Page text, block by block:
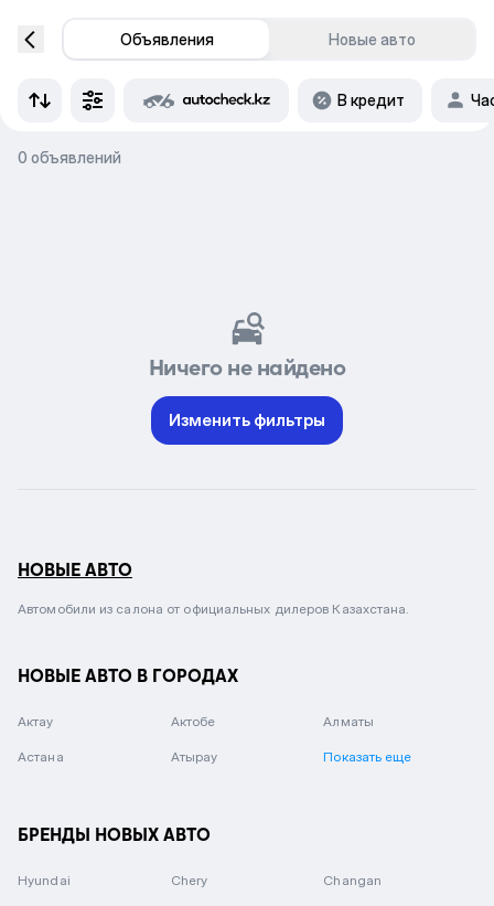
Объявления Новые авто
В кредит
0 объявлений
Ничего не найдено
Изменить фильтры
НОВЫЕ АВТО
Автомобили из салона от официальных дилеров Казахстана.
НОВЫЕ АВТО В ГОРОДАХ
Актау Актобе Алматы
Астана Атырау Показать еще
БРЕНДЫ НОВЫХ АВТО
Hyundai Chery Changan